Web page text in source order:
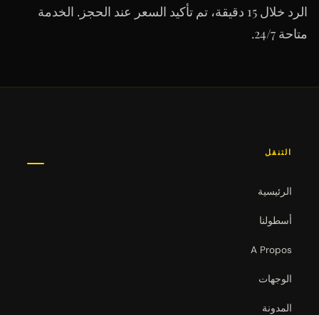
الرد خلال 15 دقيقة، تم تأكيد السعر عند الحجز. الخدمة
متاحة 24/7.
التنقل
الرئيسية
أسطولنا
A Propos
الوجهات
المدونة